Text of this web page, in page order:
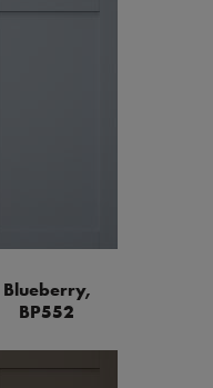
Blueberry,
BP552